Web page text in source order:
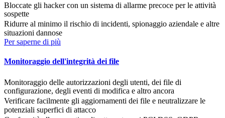
Bloccate gli hacker con un sistema di allarme precoce per le attività
sospette
Ridurre al minimo il rischio di incidenti, spionaggio aziendale e altre
situazioni dannose
Per saperne di più
Monitoraggio dell'integrità dei file
Monitoraggio delle autorizzazioni degli utenti, dei file di
configurazione, degli eventi di modifica e altro ancora
Verificare facilmente gli aggiornamenti dei file e neutralizzare le
potenziali superfici di attacco